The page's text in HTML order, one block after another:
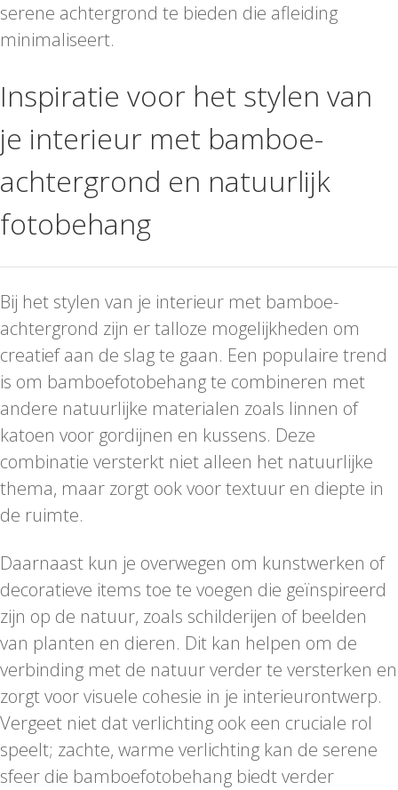
serene achtergrond te bieden die afleiding
minimaliseert.
Inspiratie voor het stylen van
je interieur met bamboe-
achtergrond en natuurlijk
fotobehang
Bij het stylen van je interieur met bamboe-
achtergrond zijn er talloze mogelijkheden om
creatief aan de slag te gaan. Een populaire trend
is om bamboefotobehang te combineren met
andere natuurlijke materialen zoals linnen of
katoen voor gordijnen en kussens. Deze
combinatie versterkt niet alleen het natuurlijke
thema, maar zorgt ook voor textuur en diepte in
de ruimte.
Daarnaast kun je overwegen om kunstwerken of
decoratieve items toe te voegen die geïnspireerd
zijn op de natuur, zoals schilderijen of beelden
van planten en dieren. Dit kan helpen om de
verbinding met de natuur verder te versterken en
zorgt voor visuele cohesie in je interieurontwerp.
Vergeet niet dat verlichting ook een cruciale rol
speelt; zachte, warme verlichting kan de serene
sfeer die bamboefotobehang biedt verder